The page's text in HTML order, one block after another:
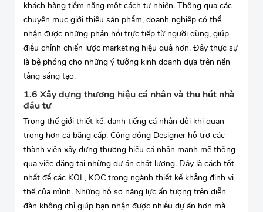
khách hàng tiềm năng một cách tự nhiên. Thông qua các
chuyên mục giới thiệu sản phẩm, doanh nghiệp có thể
nhận được những phản hồi trực tiếp từ người dùng, giúp
điều chỉnh chiến lược marketing hiệu quả hơn. Đây thực sự
là bệ phóng cho những ý tưởng kinh doanh dựa trên nền
tảng sáng tạo.
1.6 Xây dựng thương hiệu cá nhân và thu hút nhà
đầu tư
Trong thế giới thiết kế, danh tiếng cá nhân đôi khi quan
trọng hơn cả bằng cấp. Cộng đồng Designer hỗ trợ các
thành viên xây dựng thương hiệu cá nhân mạnh mẽ thông
qua việc đăng tải những dự án chất lượng. Đây là cách tốt
nhất để các KOL, KOC trong ngành thiết kế khẳng định vị
thế của mình. Những hồ sơ năng lực ấn tượng trên diễn
đàn không chỉ giúp bạn nhận được nhiều dự án hơn mà